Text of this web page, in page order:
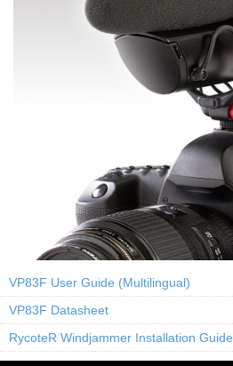
VP83F User Guide (Multilingual)
VP83F Datasheet
RycoteR Windjammer Installation Guide